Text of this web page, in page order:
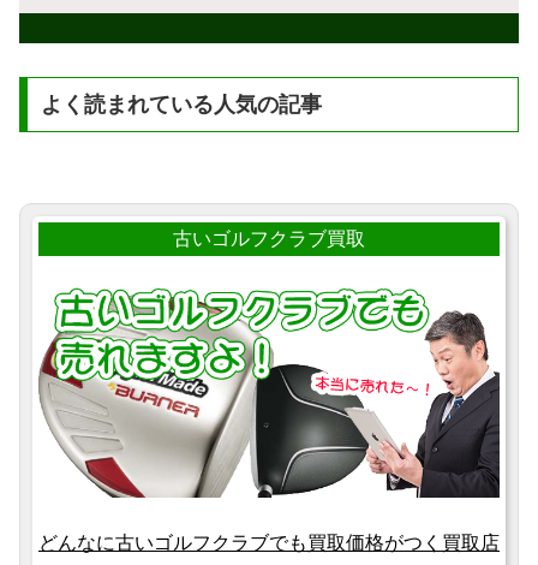
よく読まれている人気の記事
古いゴルフクラブ買取
どんなに古いゴルフクラブでも買取価格がつく買取店